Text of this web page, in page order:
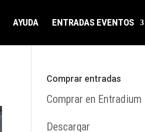
AYUDA ENTRADAS EVENTOS
Comprar entradas
Comprar en Entradium
Descargar